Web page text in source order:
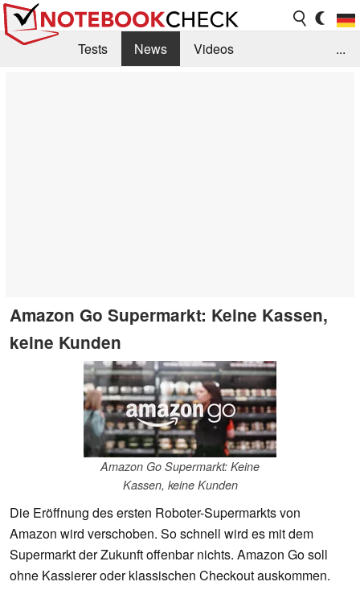
Tests News
Videos
...
Amazon Go Supermarkt: Keine Kassen,
keine Kunden
Amazon Go Supermarkt: Keine
Kassen, keine Kunden
Die Eröffnung des ersten Roboter-Supermarkts von
Amazon wird verschoben. So schnell wird es mit dem
Supermarkt der Zukunft offenbar nichts. Amazon Go soll
ohne Kassierer oder klassischen Checkout auskommen.